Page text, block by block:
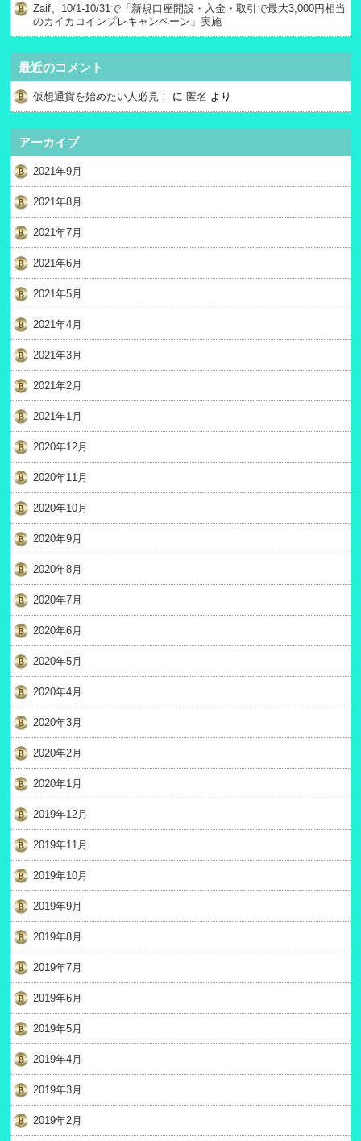
Zaif、10/1-10/31で「新規口座開設・入金・取引で最大3,000円相当
のカイカコインプレキャンペーン」実施
最近のコメント
仮想通貨を始めたい人必見！ に 匿名 より
アーカイブ
2021年9月
2021年8月
2021年7月
2021年6月
2021年5月
2021年4月
2021年3月
2021年2月
2021年1月
2020年12月
2020年11月
2020年10月
2020年9月
2020年8月
2020年7月
2020年6月
2020年5月
2020年4月
2020年3月
2020年2月
2020年1月
2019年12月
2019年11月
2019年10月
2019年9月
2019年8月
2019年7月
2019年6月
2019年5月
2019年4月
2019年3月
2019年2月